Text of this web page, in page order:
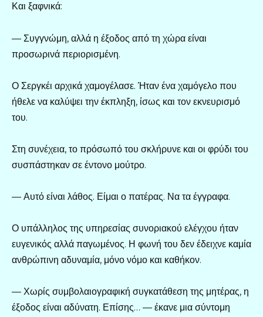
Και ξαφνικά:
— Συγγνώμη, αλλά η έξοδος από τη χώρα είναι
προσωρινά περιορισμένη.
Ο Σεργκέι αρχικά χαμογέλασε. Ήταν ένα χαμόγελο που
ήθελε να καλύψει την έκπληξη, ίσως και τον εκνευρισμό
του.
Στη συνέχεια, το πρόσωπό του σκλήρυνε και οι φρύδι του
συσπάστηκαν σε έντονο μούτρο.
— Αυτό είναι λάθος. Είμαι ο πατέρας. Να τα έγγραφα.
Ο υπάλληλος της υπηρεσίας συνοριακού ελέγχου ήταν
ευγενικός αλλά παγωμένος. Η φωνή του δεν έδειχνε καμία
ανθρώπινη αδυναμία, μόνο νόμο και καθήκον.
— Χωρίς συμβολαιογραφική συγκατάθεση της μητέρας, η
έξοδος είναι αδύνατη. Επίσης… — έκανε μια σύντομη